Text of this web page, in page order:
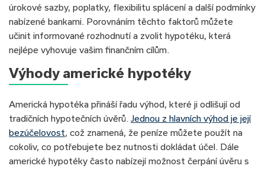
úrokové sazby, poplatky, flexibilitu splácení a další podmínky
nabízené bankami. Porovnáním těchto faktorů můžete
učinit informované rozhodnutí a zvolit hypotéku, která
nejlépe vyhovuje vašim finančním cílům.
Výhody americké hypotéky
Americká hypotéka přináší řadu výhod, které ji odlišují od
tradičních hypotečních úvěrů. Jednou z hlavních výhod je její
bezúčelovost, což znamená, že peníze můžete použít na
cokoliv, co potřebujete bez nutnosti dokládat účel. Dále
americké hypotéky často nabízejí možnost čerpání úvěru s